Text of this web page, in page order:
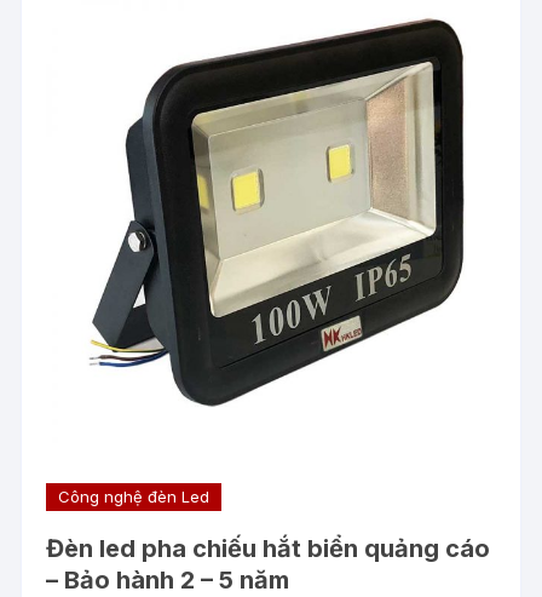
Công nghệ đèn Led
Đèn led pha chiếu hắt biển quảng cáo
– Bảo hành 2 – 5 năm